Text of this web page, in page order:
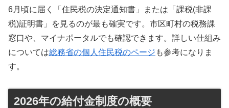
6月頃に届く「住民税の決定通知書」または「課税(非課
税)証明書」を見るのが最も確実です。市区町村の税務課
窓口や、マイナポータルでも確認できます。詳しい仕組み
については総務省の個人住民税のページ も参考になりま
す。
2026年の給付金制度の概要